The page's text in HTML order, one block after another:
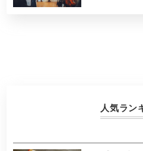
人気ラン